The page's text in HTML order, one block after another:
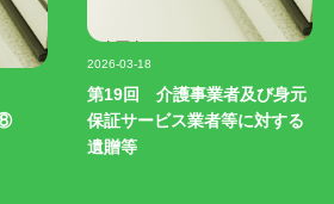
2026-03-18
第19回 介護事業者及び身元
保証サービス業者等に対する
遺贈等